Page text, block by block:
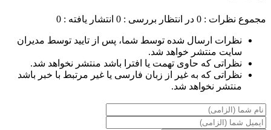
مجموع نظرات : 0 در انتظار بررسی : 0 انتشار یافته : 0
نظرات ارسال شده توسط شما، پس از تایید توسط مدیران
سایت منتشر خواهد شد.
نظراتی که حاوی تهمت یا افترا باشد منتشر نخواهد شد.
نظراتی که به غیر از زبان فارسی یا غیر مرتبط با خبر باشد
منتشر نخواهد شد.